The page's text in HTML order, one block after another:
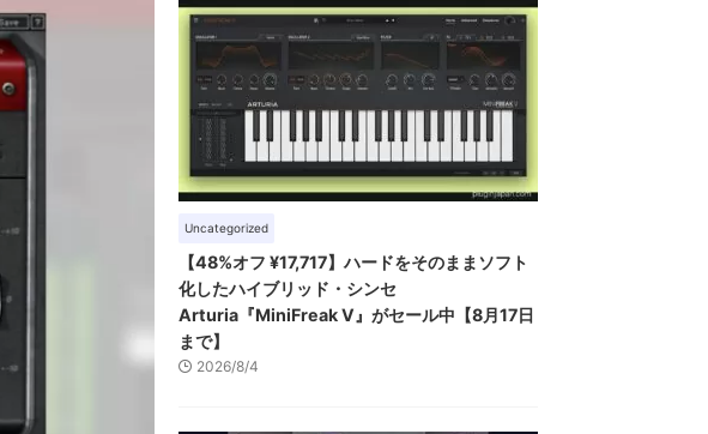
Uncategorized
【48%オフ ¥17,717】ハードをそのままソフト
化したハイブリッド・シンセ
Arturia『MiniFreak V』がセール中【8月17日
まで】
2026/8/4